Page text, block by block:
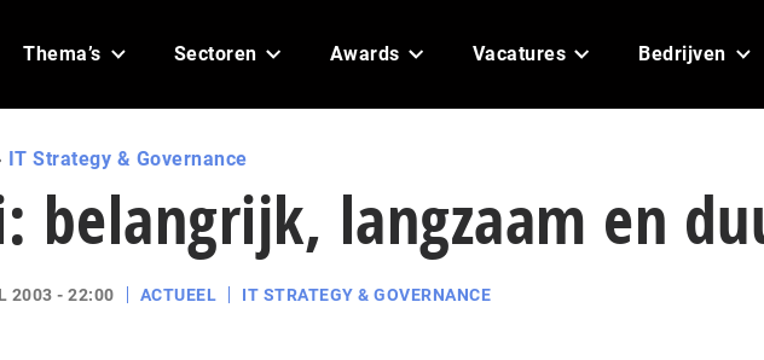
Thema’s Sectoren Awards Vacatures Bedrijven
IT Strategy & Governance
belangrijk, langzaam en
2003 - 22:00 ACTUEEL IT STRATEGY & GOVERNANCE